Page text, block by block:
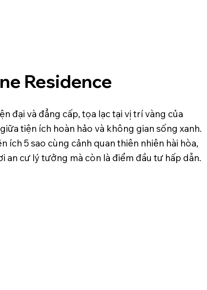
Residence
đại và đẳng cấp, tọa lạc tại vị trí vàng của
tiện ích hoàn hảo và không gian sống xanh.
ích 5 sao cùng cảnh quan thiên nhiên hài hòa,
an cư lý tưởng mà còn là điểm đầu tư hấp dẫn.